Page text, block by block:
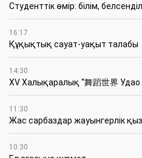
Студенттік өмір: білім,
16:17
Құқықтық сауат-уақыт талабы
14:30
XV Халықаралық “舞蹈世界
11:30
Жас сарбаздар жауынгерлік
10:30